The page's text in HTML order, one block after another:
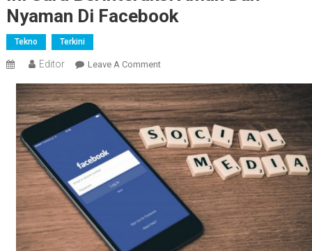
Nyaman Di Facebook
Tekno Terkini
Editor Leave A CommentOn
Cara
Berinteraksi
Aman
Dan
Nyaman
Di
Facebook